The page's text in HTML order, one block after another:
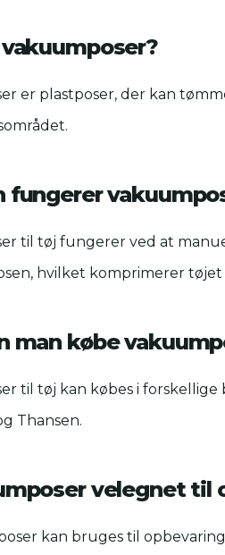
er plastposer, der kan
fungerer
til tøj fungerer ved at
hvilket komprimerer tøjet
man købe
til tøj kan købes i forskellige
Thansen.
velegnet til
kan bruges til